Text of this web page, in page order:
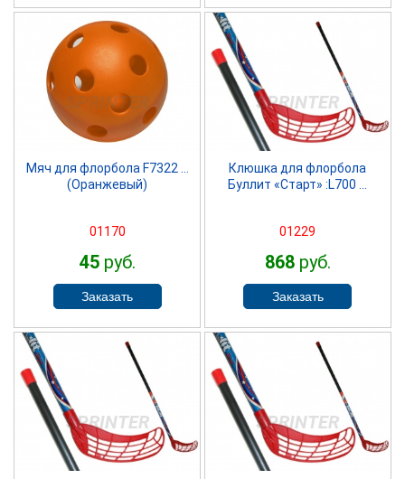
SPRINTER
Мяч для флорбола F7322 ...
(Оранжевый)
01170
45руб.
SPRINTER
Клюшка для флорбола
Буллит «Старт» :L700 ...
01229
868руб.
SPRINTER SPRINTER